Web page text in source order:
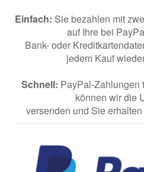
Einfach: Sie bezahlen mit
auf Ihre bei
Bank- oder
jedem Kauf
Schnell: PayPal-Zahlungen
können wir die
versenden und Sie